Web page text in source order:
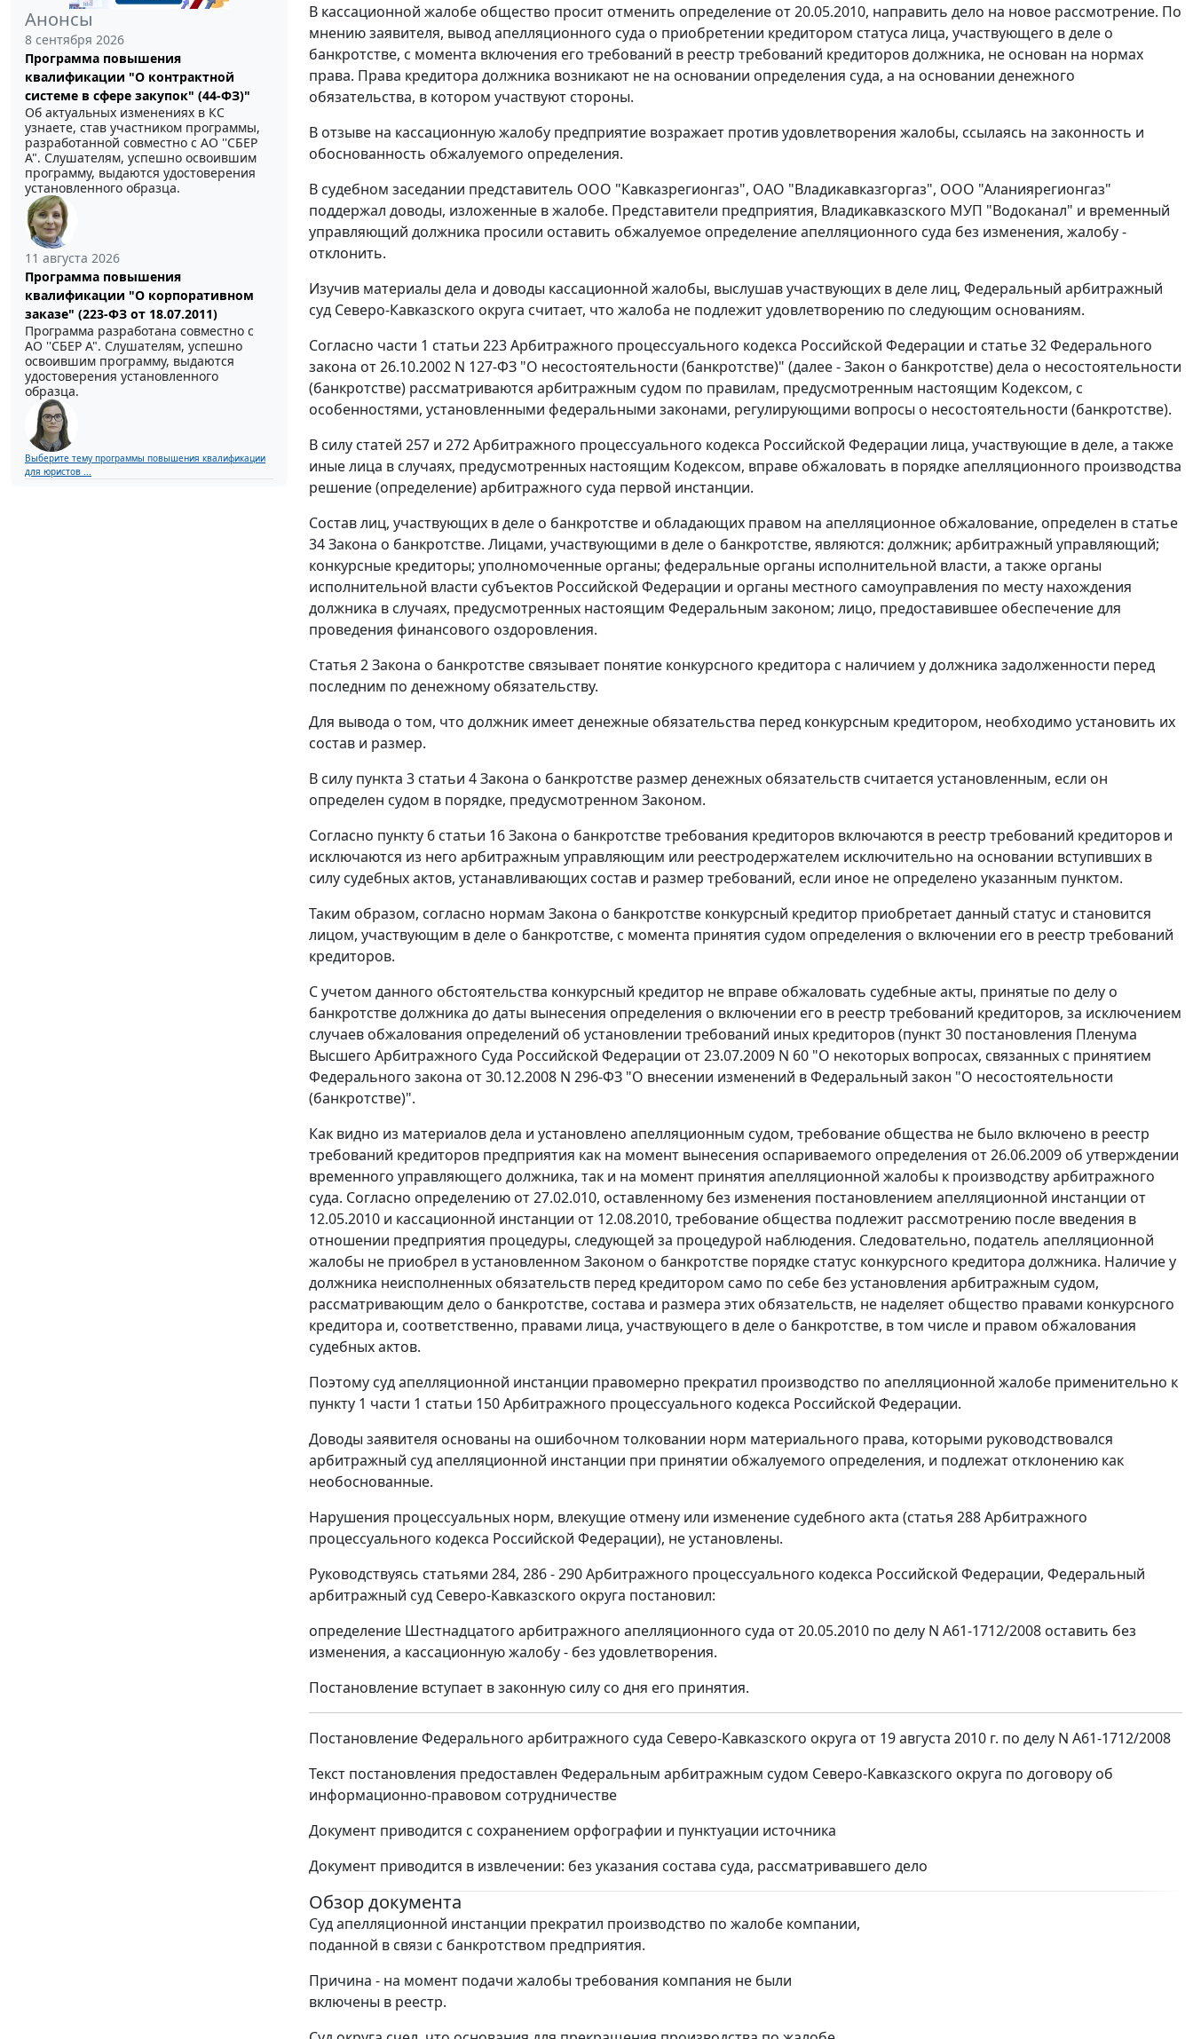
Анонсы
8 сентября 2026
Программа повышения
квалификации "О контрактной
системе в сфере закупок" (44-ФЗ)"
Об актуальных изменениях в КС
узнаете, став участником программы,
разработанной совместно с АО ''СБЕР
А". Слушателям, успешно освоившим
программу, выдаются удостоверения
установленного образца.
11 августа 2026
Программа повышения
квалификации "О корпоративном
заказе" (223-ФЗ от 18.07.2011)
Программа разработана совместно с
АО ''СБЕР А". Слушателям, успешно
освоившим программу, выдаются
удостоверения установленного
образца.
Выберите тему программы повышения квалификации
для юристов ...
В кассационной жалобе общество просит отменить определение от 20.05.2010, направить дело на новое рассмотрение. По
мнению заявителя, вывод апелляционного суда о приобретении кредитором статуса лица, участвующего в деле о
банкротстве, с момента включения его требований в реестр требований кредиторов должника, не основан на нормах
права. Права кредитора должника возникают не на основании определения суда, а на основании денежного
обязательства, в котором участвуют стороны.
В отзыве на кассационную жалобу предприятие возражает против удовлетворения жалобы, ссылаясь на законность и
обоснованность обжалуемого определения.
В судебном заседании представитель ООО "Кавказрегионгаз", ОАО "Владикавказгоргаз", ООО "Аланиярегионгаз"
поддержал доводы, изложенные в жалобе. Представители предприятия, Владикавказского МУП "Водоканал" и временный
управляющий должника просили оставить обжалуемое определение апелляционного суда без изменения, жалобу -
отклонить.
Изучив материалы дела и доводы кассационной жалобы, выслушав участвующих в деле лиц, Федеральный арбитражный
суд Северо-Кавказского округа считает, что жалоба не подлежит удовлетворению по следующим основаниям.
Согласно части 1 статьи 223 Арбитражного процессуального кодекса Российской Федерации и статье 32 Федерального
закона от 26.10.2002 N 127-ФЗ "О несостоятельности (банкротстве)" (далее - Закон о банкротстве) дела о несостоятельности
(банкротстве) рассматриваются арбитражным судом по правилам, предусмотренным настоящим Кодексом, с
особенностями, установленными федеральными законами, регулирующими вопросы о несостоятельности (банкротстве).
В силу статей 257 и 272 Арбитражного процессуального кодекса Российской Федерации лица, участвующие в деле, а также
иные лица в случаях, предусмотренных настоящим Кодексом, вправе обжаловать в порядке апелляционного производства
решение (определение) арбитражного суда первой инстанции.
Состав лиц, участвующих в деле о банкротстве и обладающих правом на апелляционное обжалование, определен в статье
34 Закона о банкротстве. Лицами, участвующими в деле о банкротстве, являются: должник; арбитражный управляющий;
конкурсные кредиторы; уполномоченные органы; федеральные органы исполнительной власти, а также органы
исполнительной власти субъектов Российской Федерации и органы местного самоуправления по месту нахождения
должника в случаях, предусмотренных настоящим Федеральным законом; лицо, предоставившее обеспечение для
проведения финансового оздоровления.
Статья 2 Закона о банкротстве связывает понятие конкурсного кредитора с наличием у должника задолженности перед
последним по денежному обязательству.
Для вывода о том, что должник имеет денежные обязательства перед конкурсным кредитором, необходимо установить их
состав и размер.
В силу пункта 3 статьи 4 Закона о банкротстве размер денежных обязательств считается установленным, если он
определен судом в порядке, предусмотренном Законом.
Согласно пункту 6 статьи 16 Закона о банкротстве требования кредиторов включаются в реестр требований кредиторов и
исключаются из него арбитражным управляющим или реестродержателем исключительно на основании вступивших в
силу судебных актов, устанавливающих состав и размер требований, если иное не определено указанным пунктом.
Таким образом, согласно нормам Закона о банкротстве конкурсный кредитор приобретает данный статус и становится
лицом, участвующим в деле о банкротстве, с момента принятия судом определения о включении его в реестр требований
кредиторов.
С учетом данного обстоятельства конкурсный кредитор не вправе обжаловать судебные акты, принятые по делу о
банкротстве должника до даты вынесения определения о включении его в реестр требований кредиторов, за исключением
случаев обжалования определений об установлении требований иных кредиторов (пункт 30 постановления Пленума
Высшего Арбитражного Суда Российской Федерации от 23.07.2009 N 60 "О некоторых вопросах, связанных с принятием
Федерального закона от 30.12.2008 N 296-ФЗ "О внесении изменений в Федеральный закон "О несостоятельности
(банкротстве)".
Как видно из материалов дела и установлено апелляционным судом, требование общества не было включено в реестр
требований кредиторов предприятия как на момент вынесения оспариваемого определения от 26.06.2009 об утверждении
временного управляющего должника, так и на момент принятия апелляционной жалобы к производству арбитражного
суда. Согласно определению от 27.02.010, оставленному без изменения постановлением апелляционной инстанции от
12.05.2010 и кассационной инстанции от 12.08.2010, требование общества подлежит рассмотрению после введения в
отношении предприятия процедуры, следующей за процедурой наблюдения. Следовательно, податель апелляционной
жалобы не приобрел в установленном Законом о банкротстве порядке статус конкурсного кредитора должника. Наличие у
должника неисполненных обязательств перед кредитором само по себе без установления арбитражным судом,
рассматривающим дело о банкротстве, состава и размера этих обязательств, не наделяет общество правами конкурсного
кредитора и, соответственно, правами лица, участвующего в деле о банкротстве, в том числе и правом обжалования
судебных актов.
Поэтому суд апелляционной инстанции правомерно прекратил производство по апелляционной жалобе применительно к
пункту 1 части 1 статьи 150 Арбитражного процессуального кодекса Российской Федерации.
Доводы заявителя основаны на ошибочном толковании норм материального права, которыми руководствовался
арбитражный суд апелляционной инстанции при принятии обжалуемого определения, и подлежат отклонению как
необоснованные.
Нарушения процессуальных норм, влекущие отмену или изменение судебного акта (статья 288 Арбитражного
процессуального кодекса Российской Федерации), не установлены.
Руководствуясь статьями 284, 286 - 290 Арбитражного процессуального кодекса Российской Федерации, Федеральный
арбитражный суд Северо-Кавказского округа постановил:
определение Шестнадцатого арбитражного апелляционного суда от 20.05.2010 по делу N А61-1712/2008 оставить без
изменения, а кассационную жалобу - без удовлетворения.
Постановление вступает в законную силу со дня его принятия.
Постановление Федерального арбитражного суда Северо-Кавказского округа от 19 августа 2010 г. по делу N А61-1712/2008
Текст постановления предоставлен Федеральным арбитражным судом Северо-Кавказского округа по договору об
информационно-правовом сотрудничестве
Документ приводится с сохранением орфографии и пунктуации источника
Документ приводится в извлечении: без указания состава суда, рассматривавшего дело
Обзор документа
Суд апелляционной инстанции прекратил производство по жалобе компании,
поданной в связи с банкротством предприятия.
Причина - на момент подачи жалобы требования компания не были
включены в реестр.